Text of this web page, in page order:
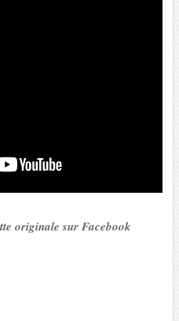
originale sur Facebook